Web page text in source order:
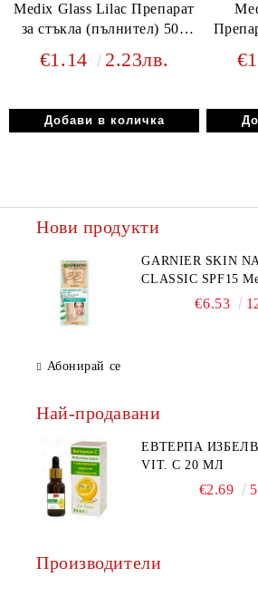
Medix Glass Lilac Препарат
за стъкла (пълнител) 500
€1.14 2.23лв.
Нови продукти
GARNIER SKIN
CLASSIC SPF15
дневен крем за
€6.53
Абонирай се
Най-продавани
ЕВТЕРПА
VIT. C 20 МЛ
€2.69
Производители